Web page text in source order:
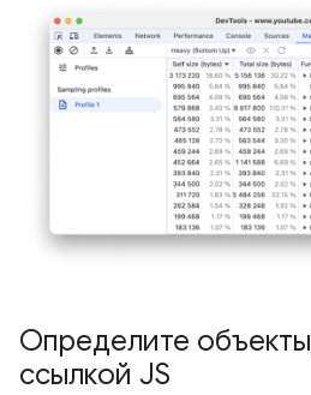
Определите объекты
ссылкой JS